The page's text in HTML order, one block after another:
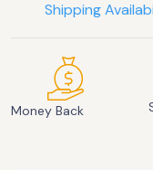
Shipping
Money Back